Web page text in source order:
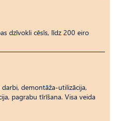
dzīvokli cēsīs, līdz 200 eiro
demontāža-utilizācija,
pagrabu tīrīšana. Visa veida